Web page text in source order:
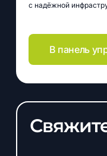
с надёжной
В панель